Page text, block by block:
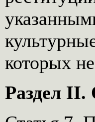
которых
Раздел II.